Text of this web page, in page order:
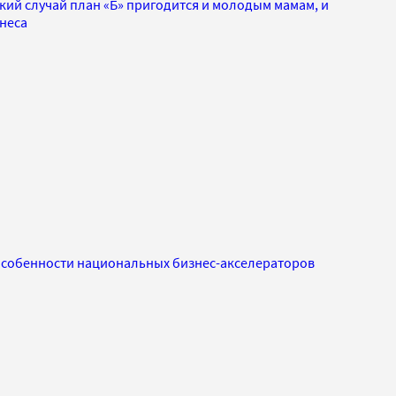
случай план «Б» пригодится и молодым мамам, и
национальных бизнес-акселераторов